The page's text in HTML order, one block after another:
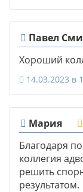
Павел
Хороший
14.03.2023 в
Мария
Благодаря
коллегия
решить
результатом.